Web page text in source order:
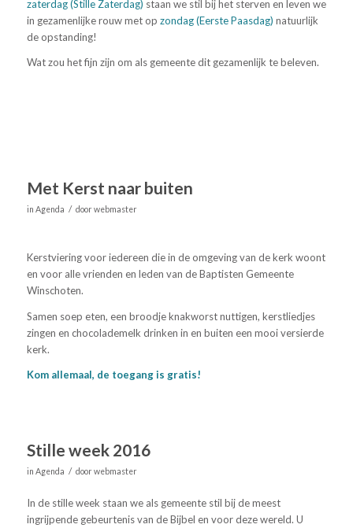
zaterdag (Stille Zaterdag) staan we stil bij het sterven en leven we
in gezamenlijke rouw met op zondag (Eerste Paasdag) natuurlijk
de opstanding!
Wat zou het fijn zijn om als gemeente dit gezamenlijk te beleven.
Met Kerst naar buiten
in Agenda / doorwebmaster
Kerstviering voor iedereen die in de omgeving van de kerk woont
en voor alle vrienden en leden van de Baptisten Gemeente
Winschoten.
Samen soep eten, een broodje knakworst nuttigen, kerstliedjes
zingen en chocolademelk drinken in en buiten een mooi versierde
kerk.
Kom allemaal, de toegang is gratis!
Stille week 2016
in Agenda / doorwebmaster
In de stille week staan we als gemeente stil bij de meest
ingrijpende gebeurtenis van de Bijbel en voor deze wereld. U